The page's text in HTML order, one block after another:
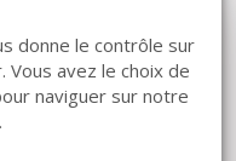
donne le contrôle sur
Vous avez le choix de
naviguer sur notre